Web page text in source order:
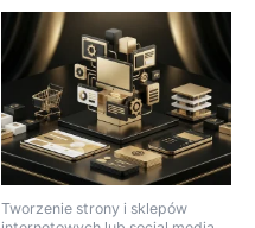
Tworzenie strony i sklepów